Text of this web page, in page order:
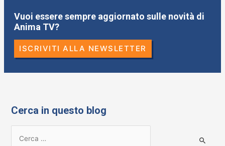
Vuoi essere sempre aggiornato sulle novità di
Anima TV?
ISCRIVITI ALLA NEWSLETTER
Cerca in questo blog